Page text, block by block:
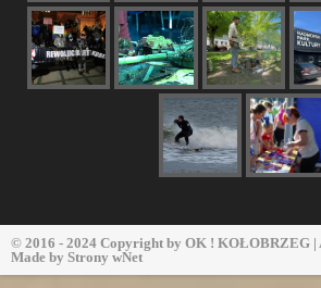
© 2016 - 2024 Copyright by OK ! KOŁOBRZEG |
Made by Strony wNet